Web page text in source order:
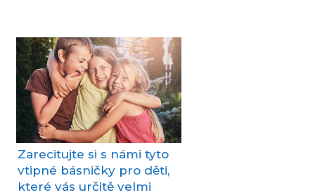
Zarecitujte si s námi tyto
vtipné básničky pro děti,
které vás určitě velmi